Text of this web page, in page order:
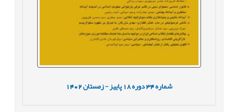
شماره34 دوره18 پاییز - زمستان1402